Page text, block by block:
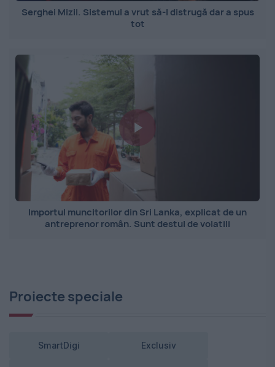
Serghei Mizil. Sistemul a vrut să-l distrugă dar a spus
tot
Importul muncitorilor din Sri Lanka, explicat de un
antreprenor român. Sunt destul de volatili
Proiecte speciale
SmartDigi Exclusiv